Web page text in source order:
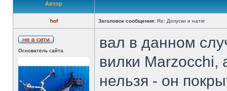
Автор
hof Заголовок сообщения: Re: Допуски и натяг
Основатель сайта
вал в данном
вилки
нельзя - он